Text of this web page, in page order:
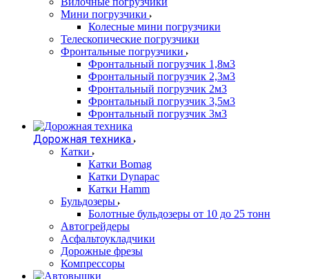
Мини погрузчики
Колесные мини погрузчики
Телескопические погрузчики
Фронтальные погрузчики
Фронтальный погрузчик 1,8м3
Фронтальный погрузчик 2,3м3
Фронтальный погрузчик 2м3
Фронтальный погрузчик 3,5м3
Фронтальный погрузчик 3м3
Дорожная техника
Катки
Катки Bomag
Катки Dynapac
Катки Hamm
Бульдозеры
Болотные бульдозеры от 10 до 25 тонн
Автогрейдеры
Асфальтоукладчики
Дорожные фрезы
Компрессоры